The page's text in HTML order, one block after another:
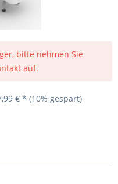
bitte nehmen Sie
auf.
€ * (10% gespart)